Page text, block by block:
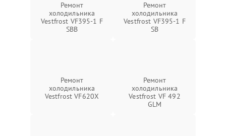
Ремонт
холодильника
Vestfrost VF395-1 F
SBB
Ремонт
холодильника
Vestfrost VF395-1 F
SB
Ремонт
холодильника
Vestfrost VF620X
Ремонт
холодильника
Vestfrost VF 492
GLM